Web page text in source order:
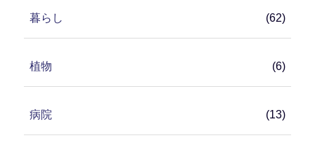
暮らし (62)
植物 (6)
病院 (13)